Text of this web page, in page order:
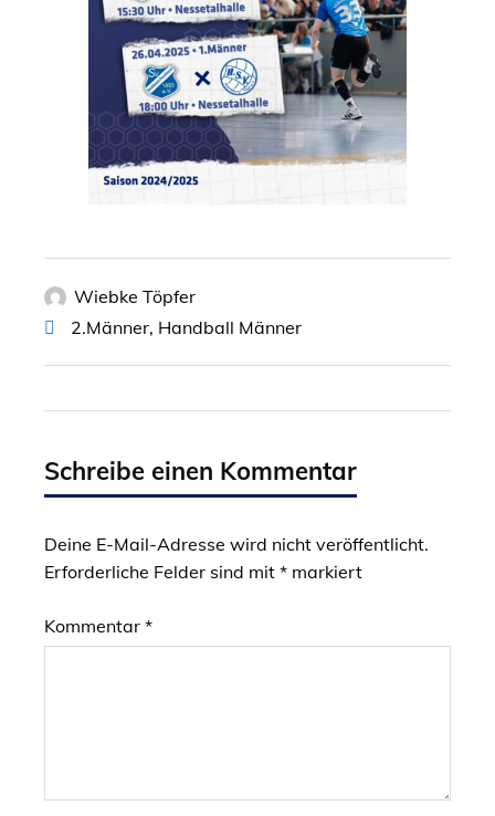
Wiebke Töpfer
2.Männer, Handball Männer
Schreibe einen Kommentar
Deine E-Mail-Adresse wird nicht veröffentlicht.
Erforderliche Felder sind mit * markiert
Kommentar *